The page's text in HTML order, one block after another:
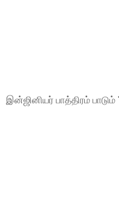
இன்ஜினியர் பாத்திரம்